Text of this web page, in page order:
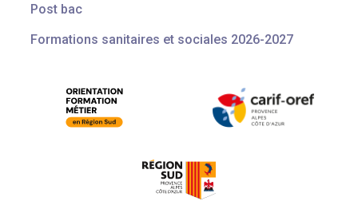
Post bac
Formations sanitaires et sociales 2026-2027